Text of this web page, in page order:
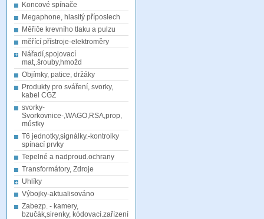
Koncové spínače
Megaphone, hlasitý příposlech
Měřiče krevního tlaku a pulzu
měřící přístroje-elektroměry
Nářadí,spojovací
mat,.šrouby,hmožd
Objímky, patice, držáky
Produkty pro sváření, svorky,
kabel CGZ
svorky-
Svorkovnice-,WAGO,RSA,prop,
můstky
T6 jednotky,signálky.-kontrolky
spínací prvky
Tepelné a nadproud.ochrany
Transformátory, Zdroje
Uhlíky
Výbojky-aktualisováno
Zabezp. - kamery,
bzučák,sirenky, kódovací.zařízení